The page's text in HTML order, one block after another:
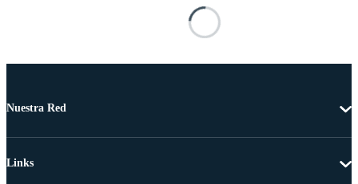
Nuestra Red
Links